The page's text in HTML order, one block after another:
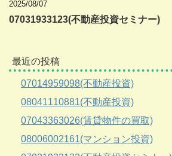
2025/08/07
07031933123(不動産投資セミナー)
最近の投稿
07014959098(不動産投資)
08041110881(不動産投資)
07043363026(賃貸物件の買取)
08006002161(マンション投資)